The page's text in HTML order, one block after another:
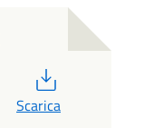
Scarica